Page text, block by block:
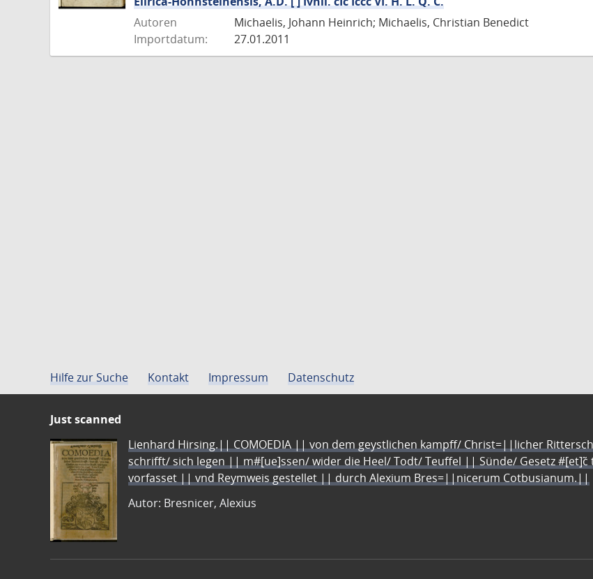
Autoren
Michaelis, Johann Heinrich; Michaelis, Christian Benedict
Importdatum:
27.01.2011
Hilfe zur Suche Kontakt Impressum Datenschutz
Just scanned
Lienhard Hirsing.|| COMOEDIA || von dem geystlichen kampff/ Christ=||licher
schrifft/ sich legen || m#[ue]ssen/ wider die Heel/ Todt/ Teuffel || Sünde/ Gesetz
vorfasset || vnd Reymweis gestellet || durch Alexium Bres=||nicerum Cotbusianum.||
Autor: Bresnicer, Alexius